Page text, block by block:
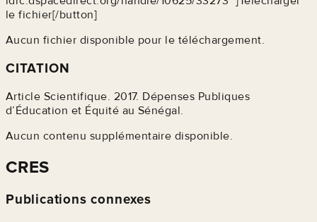
le fichier[/button]
Aucun fichier disponible pour le téléchargement.
CITATION
Article Scientifique. 2017. Dépenses Publiques
d’Éducation et Équité au Sénégal.
Aucun contenu supplémentaire disponible.
CRES
Publications connexes